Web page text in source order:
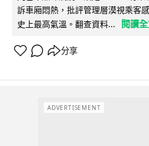
訴車廂悶熱，批評管理層漠視乘客
史上最高氣溫。翻查資料...
閱讀
分享
ADVERTISEMENT